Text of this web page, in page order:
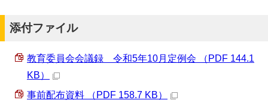
添付ファイル
教育委員会会議録 令和5年10月定例会 （PDF 144.1
KB）
事前配布資料 （PDF 158.7 KB）